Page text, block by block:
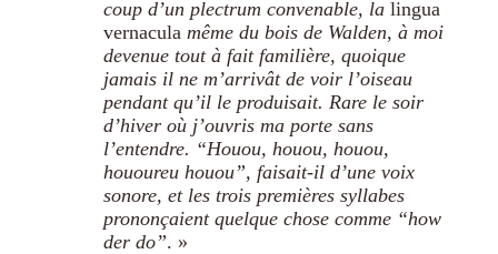
coup d’un plectrum convenable, la lingua
vernacula même du bois de Walden, à moi
devenue tout à fait familière, quoique
jamais il ne m’arrivât de voir l’oiseau
pendant qu’il le produisait. Rare le soir
d’hiver où j’ouvris ma porte sans
l’entendre. “Houou, houou, houou,
hououreu houou”, faisait-il d’une voix
sonore, et les trois premières syllabes
prononçaient quelque chose comme “how
der do”. »